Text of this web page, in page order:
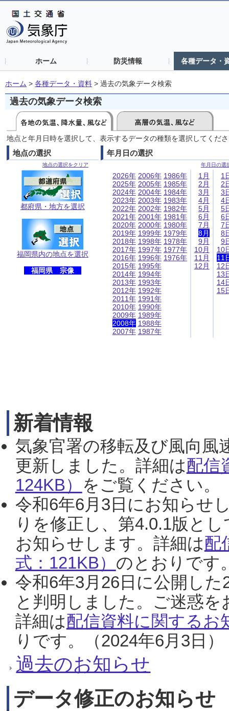
ホーム 防災情報 各種データ・
ホーム > 各種データ・資料 > 過去の気象データ検索
過去の気象データ検索
地点と年月日時を選択して、表示するデータの種類を選択してくだ
地点の選択
地点の選択をクリア
都府県・地方を選択
福岡県内の地点を選択
福岡県 宗像
年月日の選択
年月日の選
2026年
2025年
2024年
2023年
2022年
2021年
2020年
2019年
2018年
2017年
2016年
2015年
2014年
2013年
2012年
2011年
2010年
2009年
2008年
2007年
2006年
2005年
2004年
2003年
2002年
2001年
2000年
1999年
1998年
1997年
1996年
1995年
1994年
1993年
1992年
1991年
1990年
1989年
1988年
1987年
1986年
1985年
1984年
1983年
1982年
1981年
1980年
1979年
1978年
1977年
1976年
1月
2月
3月
4月
5月
6月
7月
8月
9月
10月
11月
12月
1
2
3
4
5
6
7
8
9
10
11
12
13
14
15
新着情報
気象官署の移転及び風向風
更新しました。詳細は配信
124KB） をご覧ください。
令和6年6月3日にお知らせ
りを修正し、第4.0.1版と
お知らせします。詳細は配
式：121KB） のとおりです
令和6年3月26日に公開し
と判明しました。ご迷惑
詳細は配信資料に関するお
りです。（2024年6月3日）
過去のお知らせ
データ修正のお知らせ